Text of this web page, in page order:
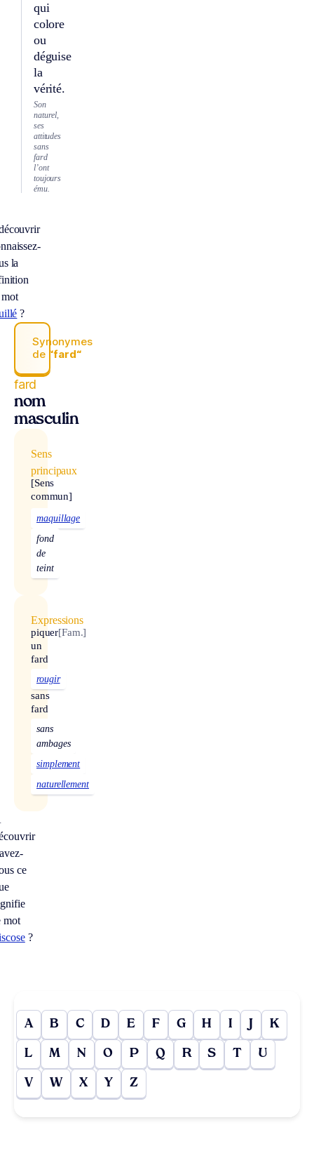
qui
colore
ou
déguise
la
vérité.
Son
naturel,
ses
attitudes
sans
fard
l’ont
toujours
ému.
la
?
Synonymes
de “fard“
fard
nom
masculin
Sens
principaux
[Sens
commun]
maquillage
fond
de
teint
Expressions
piquer
un
fard
[Fam.]
rougir
sans
fard
sans
ambages
simplement
naturellement
ce
mot
?
A B C D E F G H I J K
L M N O P Q R S T U
V W X Y Z